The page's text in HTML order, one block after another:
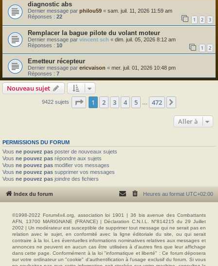
diagnostic abs
Dernier message par philou59 « sam. juil. 11, 2026 11:59 am
Réponses : 22 1 2 3
Remplacer la bague pilote du volant moteur
Dernier message par vincent sch « dim. juil. 05, 2026 8:12 am
Réponses : 10 1 2
Emetteur récepteur
Dernier message par ericvaison « mer. juil. 01, 2026 10:48 pm
Réponses : 7
Nouveau sujet
9422 sujets Page 1sur472
1 2 3 4 5 … 472
Aller à
PERMISSIONS DU FORUM
Vous ne pouvez pas poster de nouveaux sujets
Vous ne pouvez pas répondre aux sujets
Vous ne pouvez pas modifier vos messages
Vous ne pouvez pas supprimer vos messages
Vous ne pouvez pas joindre des fichiers
Index du forum Heures au format UTC+02:00
©1998-2022 Forum4x4.org, association loi 1901 | 36 bis avenue des Combattants
AFN, 13700 MARIGNANE (FRANCE) | Déclaration C.N.I.L. N°814215 du 29 Juillet
2002 | Un modérateur est susceptible de supprimer tout message qui ne serait pas en
relation avec le sujet, en conformité avec la ligne éditoriale du site, ou qui serait
contraire à la loi. Les éventuelles informations nominatives relatives aux messages et
annonces ne peuvent en aucun cas être utilisées à d'autres fins que leur affichage
dans cette page. Conformément à la loi "informatique et liberté" : Ce forum déposera
sur votre ordinateur un "cookie" d’authentification à l'usage exclusif du forum. Si vous